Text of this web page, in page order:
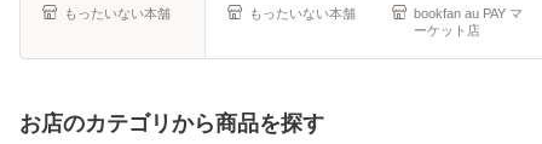
もったいない本舗 もったいない本舗
bookfan au PAY マ
ーケット店
お店のカテゴリから商品を探す